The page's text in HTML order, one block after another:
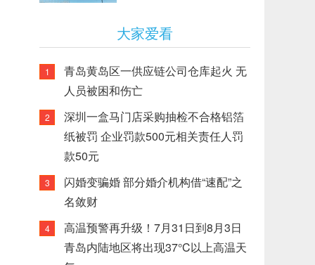
大家爱看
1
青岛黄岛区一供应链公司仓库起火 无
人员被困和伤亡
2
深圳一盒马门店采购抽检不合格铝箔
纸被罚 企业罚款500元相关责任人罚
款50元
3
闪婚变骗婚 部分婚介机构借“速配”之
名敛财
4
高温预警再升级！7月31日到8月3日
青岛内陆地区将出现37°C以上高温天